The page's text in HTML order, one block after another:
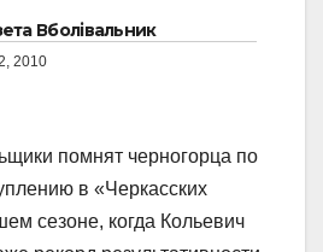
Вболівальник
2010
помнят черногорца по
в «Черкасских
сезоне, когда Кольевич